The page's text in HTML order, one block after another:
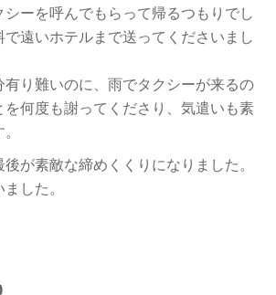
ーを呼んでもらって帰るつもりでし
遠いホテルまで送ってくださいまし
有り難いのに、雨でタクシーが来るの
を何度も謝ってくださり、気遣いも素
が素敵な締めくくりになりました。
した。